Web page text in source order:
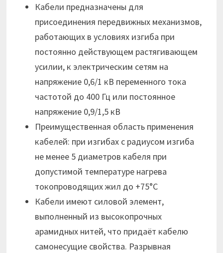
Кабели предназначены для
присоединения передвижных механизмов,
работающих в условиях изгиба при
постоянно действующем растягивающем
усилии, к электрическим сетям на
напряжение 0,6/1 кВ переменного тока
частотой до 400 Гц или постоянное
напряжение 0,9/1,5 кВ
Преимущественная область применения
кабелей: при изгибах с радиусом изгиба
не менее 5 диаметров кабеля при
допустимой температуре нагрева
токопроводящих жил до +75°С
Кабели имеют силовой элемент,
выполненный из высокопрочных
арамидных нитей, что придаёт кабелю
самонесущие свойства. Разрывная